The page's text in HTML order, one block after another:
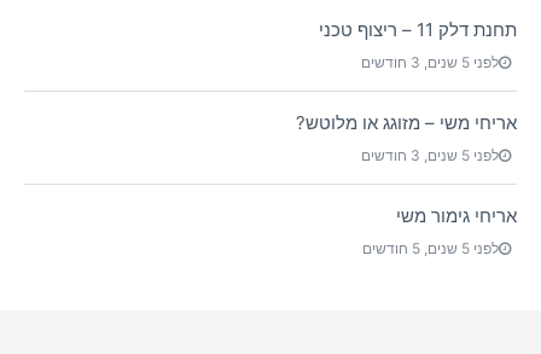
תחנת דלק 11 – ריצוף טכני
לפני 5 שנים, 3 חודשים
אריחי משי – מזוגג או מלוטש?
לפני 5 שנים, 3 חודשים
אריחי גימור משי
לפני 5 שנים, 5 חודשים